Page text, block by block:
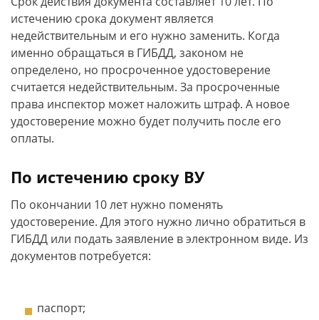
истечению срока документ является
недействительным и его нужно заменить. Когда
именно обращаться в ГИБДД, законом не
определено, но просроченное удостоверение
считается недействительным. За просроченные
права инспектор может наложить штраф. А новое
удостоверение можно будет получить после его
оплаты.
По истечению сроку ВУ
По окончании 10 лет нужно поменять
удостоверение. Для этого нужно лично обратиться в
ГИБДД или подать заявление в электронном виде. Из
документов потребуется:
паспорт;